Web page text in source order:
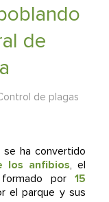
de
de plagas
se ha convertido
los anfibios, el
formado por15
el parque y sus